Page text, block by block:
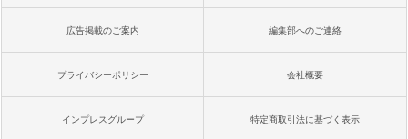
広告掲載のご案内 編集部へのご連絡
プライバシーポリシー 会社概要
インプレスグループ 特定商取引法に基づく表示